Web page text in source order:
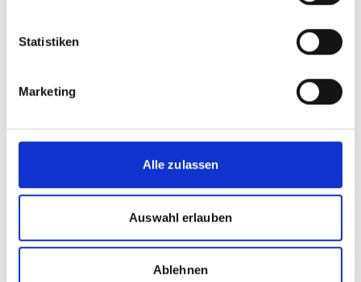
Statistiken
Marketing
Alle zulassen
Auswahl erlauben
Ablehnen
Ein 3D-Modell Chiles mit Virtual-Reality-
Anwendungen wurde erstellt. Es zeigt die
dekarbonisierten Energiesektor und
Wasserstoff, Kohlekraftwerkumbau sowie
www.4echile.cl/…
Die nachhaltige Energiewende Chiles erreichte
eine breite internationale Sichtbarkeit, und das
Projekt leistete wichtige Beiträge dazu durch: die